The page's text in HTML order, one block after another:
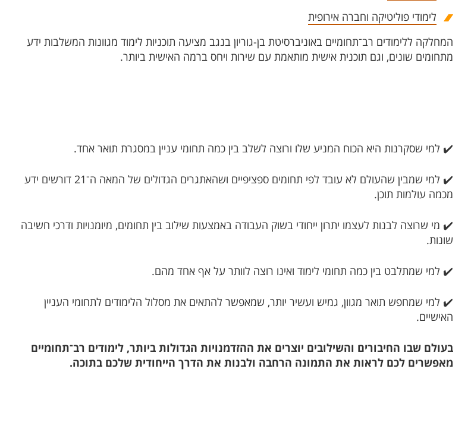
לימודי פוליטיקה וחברה אירופית
המחלקה ללימודים רב־תחומיים באוניברסיטת בן-גוריון בנגב מציעה תוכניות לימוד מגוונות המשלבות ידע
מתחומים שונים, וגם תוכנית אישית מותאמת עם שירות ויחס ברמה האישית ביותר.
✔️ למי שסקרנות היא הכוח המניע שלו ורוצה לשלב בין כמה תחומי עניין במסגרת תואר אחד.
✔️ למי שמבין שהעולם לא עובד לפי תחומים ספציפיים ושהאתגרים הגדולים של המאה ה־21 דורשים ידע
מכמה עולמות תוכן.
✔️ מי שרוצה לבנות לעצמו יתרון ייחודי בשוק העבודה באמצעות שילוב בין תחומים, מיומנויות ודרכי חשיבה
שונות.
✔️ למי שמתלבט בין כמה תחומי לימוד ואינו רוצה לוותר על אף אחד מהם.
✔️ למי שמחפש תואר מגוון, גמיש ועשיר יותר, שמאפשר להתאים את מסלול הלימודים לתחומי העניין
האישיים.
בעולם שבו החיבורים והשילובים יוצרים את ההזדמנויות הגדולות ביותר, לימודים רב־תחומיים
מאפשרים לכם לראות את התמונה הרחבה ולבנות את הדרך הייחודית שלכם בתוכה.